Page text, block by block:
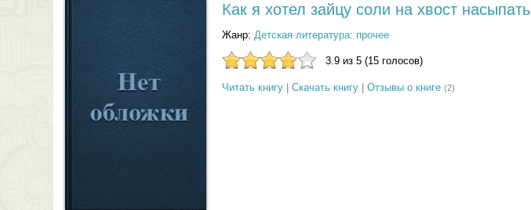
Как я хотел зайцу соли на хвост насыпать
Жанр: Детская литература: прочее
3.9 из 5 (15 голосов)
Читать книгу| Скачать книгу| Отзывы о книге (2)